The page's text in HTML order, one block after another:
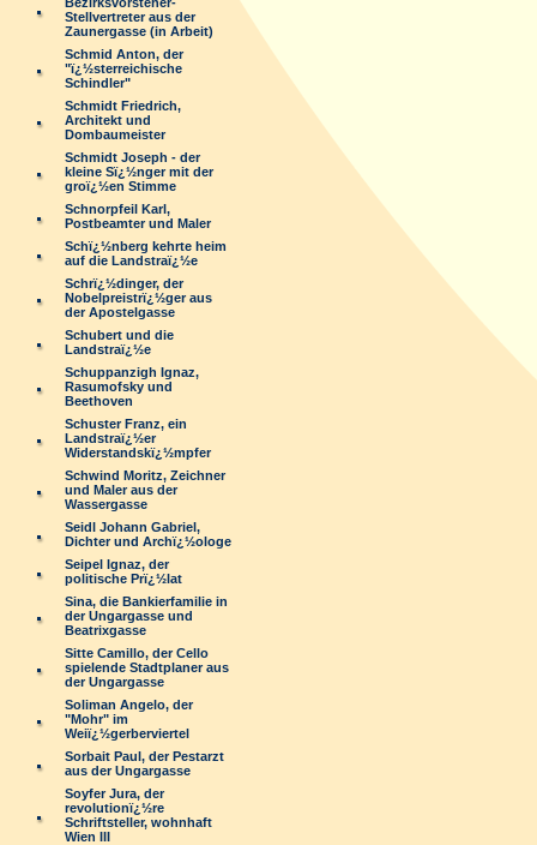
Stellvertreter aus der
Zaunergasse (in Arbeit)
Schmid Anton, der
"ï¿½sterreichische
Schindler"
Schmidt Friedrich,
Architekt und
Dombaumeister
Schmidt Joseph - der
kleine Sï¿½nger mit der
groï¿½en Stimme
Schnorpfeil Karl,
Postbeamter und Maler
Schï¿½nberg kehrte heim
auf die Landstraï¿½e
Schrï¿½dinger, der
Nobelpreistrï¿½ger aus
der Apostelgasse
Schubert und die
Landstraï¿½e
Schuppanzigh Ignaz,
Rasumofsky und
Beethoven
Schuster Franz, ein
Landstraï¿½er
Widerstandskï¿½mpfer
Schwind Moritz, Zeichner
und Maler aus der
Wassergasse
Seidl Johann Gabriel,
Dichter und Archï¿½ologe
Seipel Ignaz, der
politische Prï¿½lat
Sina, die Bankierfamilie in
der Ungargasse und
Beatrixgasse
Sitte Camillo, der Cello
spielende Stadtplaner aus
der Ungargasse
Soliman Angelo, der
"Mohr" im
Weiï¿½gerberviertel
Sorbait Paul, der Pestarzt
aus der Ungargasse
Soyfer Jura, der
revolutionï¿½re
Schriftsteller, wohnhaft
Wien III